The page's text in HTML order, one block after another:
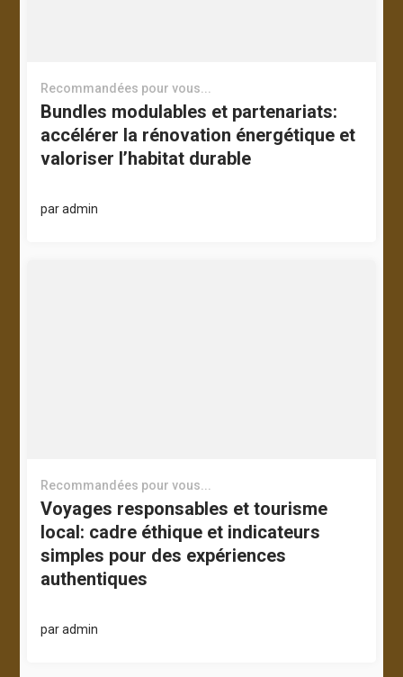
Recommandées pour vous...
Bundles modulables et partenariats:
accélérer la rénovation énergétique et
valoriser l’habitat durable
paradmin
Recommandées pour vous...
Voyages responsables et tourisme
local: cadre éthique et indicateurs
simples pour des expériences
authentiques
paradmin